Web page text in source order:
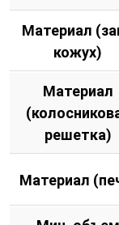
Материал
кожух)
Материал
решетка)
Материал